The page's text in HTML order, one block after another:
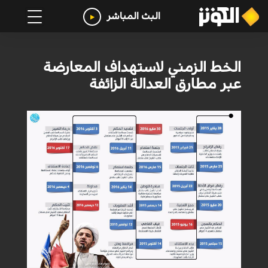
البث المباشر
الخط الزمني لاستهداف المعارضة
عبر مطارق العدالة الزائفة